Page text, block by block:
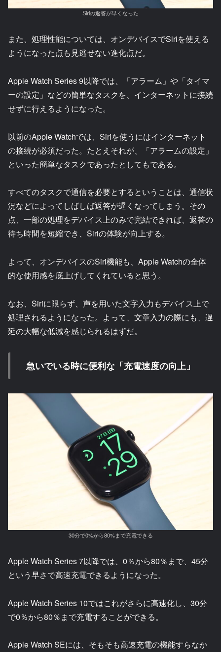
Siriの返答が早くなった
また、処理性能については、オンデバイスでSiriを使える
ようになった点も見逃せない進化点だ。
Apple Watch Series 9以降では、「アラーム」や「タイマ
ーの設定」などの簡単なタスクを、インターネットに接続
せずに行えるようになった。
以前のApple Watchでは、Siriを使うにはインターネット
の接続が必須だった。たとえそれが、「アラームの設定」
といった簡単なタスクであったとしてもである。
すべてのタスクで通信を必要とするということは、通信状
況などによってしばしば返答が遅くなってしまう。その
点、一部の処理をデバイス上のみで完結できれば、返答の
待ち時間を短縮でき、Siriの体験が向上する。
よって、オンデバイスのSiri機能も、Apple Watchの全体
的な使用感を底上げしてくれていると思う。
なお、Siriに限らず、声を用いた文字入力もデバイス上で
処理されるようになった。よって、文章入力の際にも、遅
延の大幅な低減を感じられるはずだ。
急いでいる時に便利な「充電速度の向上」
30分で0%から80%まで充電できる
Apple Watch Series 7以降では、0％から80％まで、45分
という早さで高速充電できるようになった。
Apple Watch Series 10ではこれがさらに高速化し、30分
で0％から80％まで充電することができる。
Apple Watch SEには、そもそも高速充電の機能すらなか